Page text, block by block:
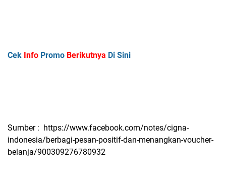
Cek Info Promo Berikutnya Di Sini
Sumber : https://www.facebook.com/notes/cigna-
indonesia/berbagi-pesan-positif-dan-menangkan-voucher-
belanja/900309276780932